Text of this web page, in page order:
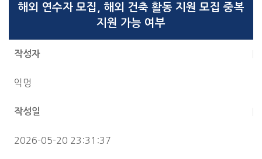
해외 연수자 모집, 해외 건축 활동 지원 모집 중복
지원 가능 여부
작성자
익명
작성일
2026-05-20 23:31:37